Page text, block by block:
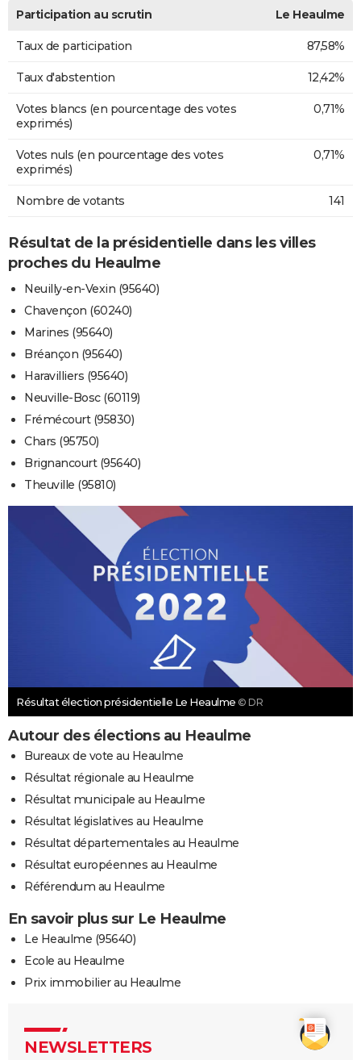
Participation au scrutin Le Heaulme
Taux de participation 87,58%
Taux d'abstention 12,42%
Votes blancs (en pourcentage des votes
exprimés)
0,71%
Votes nuls (en pourcentage des votes
exprimés)
0,71%
Nombre de votants 141
Résultat de la présidentielle dans les villes
proches du Heaulme
Neuilly-en-Vexin (95640)
Chavençon (60240)
Marines (95640)
Bréançon (95640)
Haravilliers (95640)
Neuville-Bosc (60119)
Frémécourt (95830)
Chars (95750)
Brignancourt (95640)
Theuville (95810)
Résultat élection présidentielle Le Heaulme © DR
Autour des élections au Heaulme
Bureaux de vote au Heaulme
Résultat régionale au Heaulme
Résultat municipale au Heaulme
Résultat législatives au Heaulme
Résultat départementales au Heaulme
Résultat européennes au Heaulme
Référendum au Heaulme
En savoir plus sur Le Heaulme
Le Heaulme (95640)
Ecole au Heaulme
Prix immobilier au Heaulme
NEWSLETTERS